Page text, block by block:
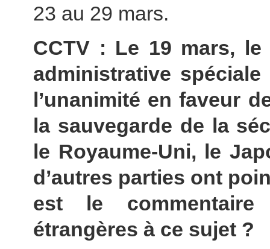
23 au 29 mars.
CCTV : Le 19 mars,
administrative
l’unanimité en faveur
la sauvegarde de la
le Royaume-Uni, le
d’autres parties ont
est le
étrangères à ce sujet ?